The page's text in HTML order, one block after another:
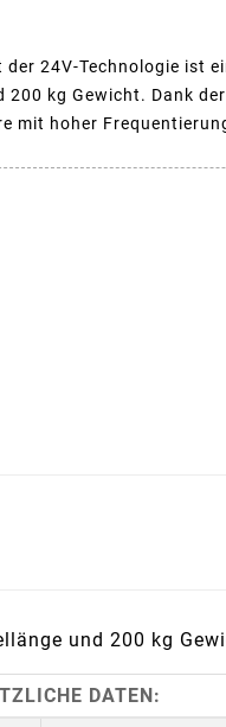
der 24V-Technologie ist
200 kg Gewicht. Dank
mit hoher
und 200 kg
DATEN: